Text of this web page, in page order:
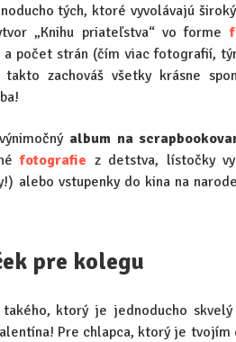
tých, ktoré vyvolávajú
„Knihu priateľstva“ vo forme
počet strán (čím viac fotografií,
zachováš všetky krásne
album na
fotografie z detstva, lístočky
alebo vstupenky do kina na
pre kolegu
ktorý je jednoducho skvelý
Pre chlapca, ktorý je tvojím